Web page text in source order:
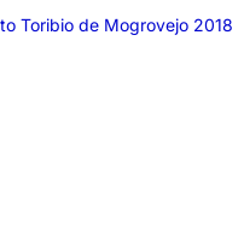
Toribio de Mogrovejo 2018